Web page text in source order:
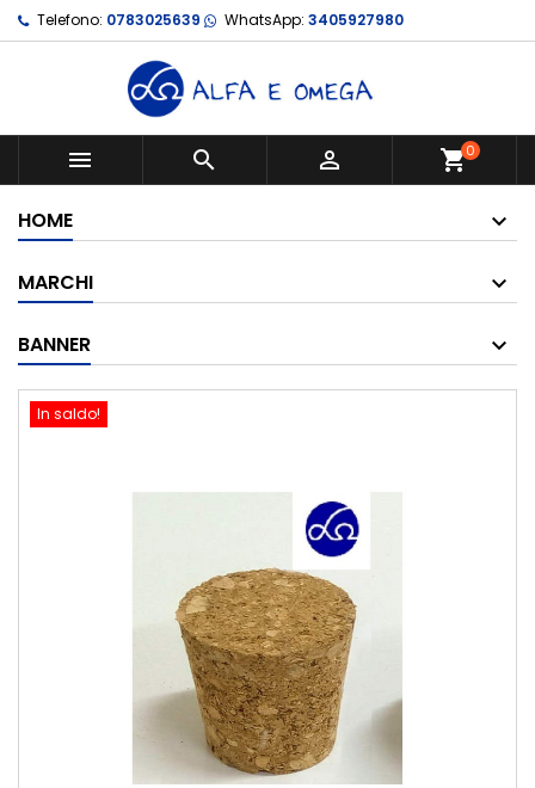
Telefono: 0783025639 WhatsApp: 3405927980
   shopping_cart0
HOME
MARCHI
BANNER
In saldo!